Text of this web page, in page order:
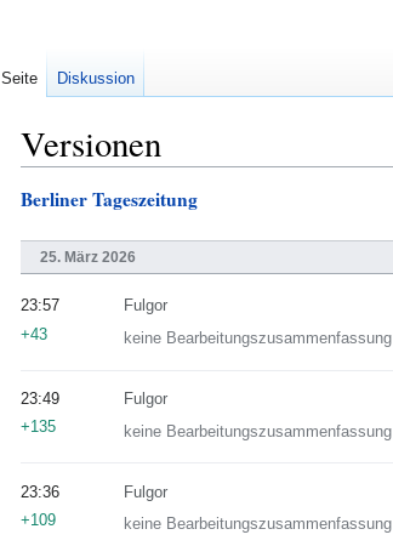
Versionen
Zur
springen
Zur
springen
Berliner Tageszeitung
25. März 2026
Fulgor
keine Bearbeitungszusammenfassung
23:57
+43
Fulgor
keine Bearbeitungszusammenfassung
23:49
+135
Fulgor
keine Bearbeitungszusammenfassung
23:36
+109
Seite Diskussion